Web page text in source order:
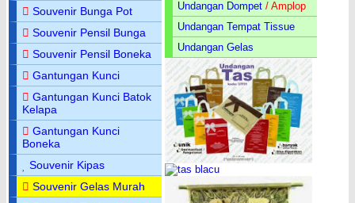
Souvenir Bunga Pot
Souvenir Pensil Bunga
Souvenir Pensil Boneka
Gantungan Kunci
Gantungan Kunci Batok
Kelapa
Gantungan Kunci
Boneka
Souvenir Kipas
Souvenir Gelas Murah
Undangan Dompet / Amplop
Undangan Tempat Tissue
Undangan Gelas